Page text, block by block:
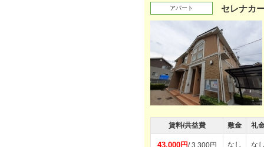
アパート セレナカ
賃料/共益費 敷金 礼
43,000円/ 3,300円 なし な